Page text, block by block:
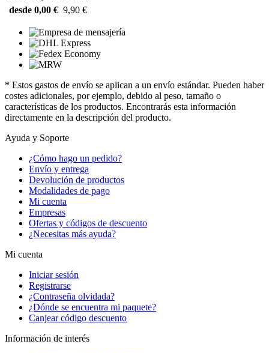
desde 0,00 € 9,90 €
* Estos gastos de envío se aplican a un envío estándar. Pueden haber
costes adicionales, por ejemplo, debido al peso, tamaño o
características de los productos. Encontrarás esta información
directamente en la descripción del producto.
Ayuda y Soporte
¿Cómo hago un pedido?
Envío y entrega
Devolución de productos
Modalidades de pago
Mi cuenta
Empresas
Ofertas y códigos de descuento
¿Necesitas más ayuda?
Mi cuenta
Iniciar sesión
Registrarse
¿Contraseña olvidada?
¿Dónde se encuentra mi paquete?
Canjear código descuento
Información de interés